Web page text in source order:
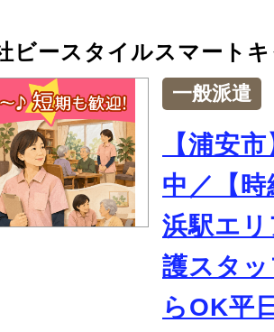
ビースタイルスマート
一般派遣
【浦安
中／【
浜駅エ
護スタ
らOK平